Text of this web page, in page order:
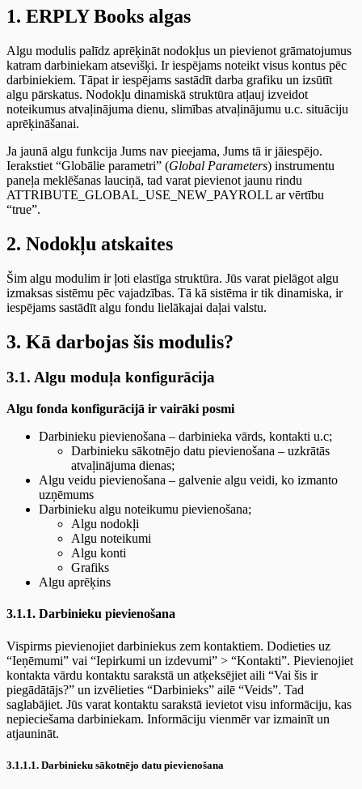
1. ERPLY Books algas
Algu modulis palīdz aprēķināt nodokļus un pievienot grāmatojumus
katram darbiniekam atsevišķi. Ir iespējams noteikt visus kontus pēc
darbiniekiem. Tāpat ir iespējams sastādīt darba grafiku un izsūtīt
algu pārskatus. Nodokļu dinamiskā struktūra atļauj izveidot
noteikumus atvaļinājuma dienu, slimības atvaļinājumu u.c. situāciju
aprēķināšanai.
Ja jaunā algu funkcija Jums nav pieejama, Jums tā ir jāiespējo.
Ierakstiet “Globālie parametri” (Global Parameters) instrumentu
paneļa meklēšanas lauciņā, tad varat pievienot jaunu rindu
ATTRIBUTE_GLOBAL_USE_NEW_PAYROLL ar vērtību
“true”.
2. Nodokļu atskaites
Šim algu modulim ir ļoti elastīga struktūra. Jūs varat pielāgot algu
izmaksas sistēmu pēc vajadzības. Tā kā sistēma ir tik dinamiska, ir
iespējams sastādīt algu fondu lielākajai daļai valstu.
3. Kā darbojas šis modulis?
3.1. Algu moduļa konfigurācija
Algu fonda konfigurācijā ir vairāki posmi
Darbinieku pievienošana – darbinieka vārds, kontakti u.c;
Darbinieku sākotnējo datu pievienošana – uzkrātās
atvaļinājuma dienas;
Algu veidu pievienošana – galvenie algu veidi, ko izmanto
uzņēmums
Darbinieku algu noteikumu pievienošana;
Algu nodokļi
Algu noteikumi
Algu konti
Grafiks
Algu aprēķins
3.1.1. Darbinieku pievienošana
Vispirms pievienojiet darbiniekus zem kontaktiem. Dodieties uz
“Ieņēmumi” vai “Iepirkumi un izdevumi” > “Kontakti”. Pievienojiet
kontakta vārdu kontaktu sarakstā un atķeksējiet aili “Vai šis ir
piegādātājs?” un izvēlieties “Darbinieks” ailē “Veids”. Tad
saglabājiet. Jūs varat kontaktu sarakstā ievietot visu informāciju, kas
nepieciešama darbiniekam. Informāciju vienmēr var izmainīt un
atjaunināt.
3.1.1.1. Darbinieku sākotnējo datu pievienošana